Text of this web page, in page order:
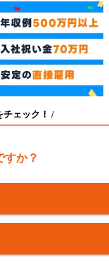
チェック！ /
すか？